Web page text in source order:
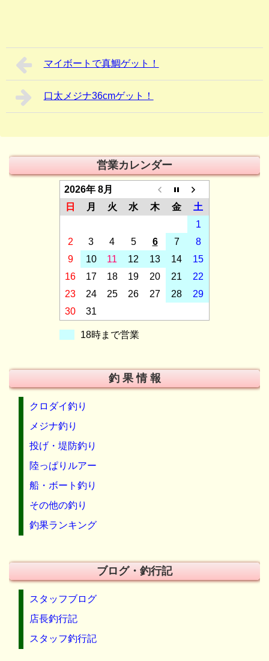
マイボートで真鯛ゲット！
口太メジナ36cmゲット！
営業カレンダー
2026年 8月
日
月 火 水 木 金
土
1
2
3 4 5 6 7
8
9
10 11 12 13 14
15
16
17 18 19 20 21
22
23
24 25 26 27 28
29
30
31
18時まで営業
釣 果 情 報
クロダイ釣り
メジナ釣り
投げ・堤防釣り
陸っぱりルアー
船・ボート釣り
その他の釣り
釣果ランキング
ブログ・釣行記
スタッフブログ
店長釣行記
スタッフ釣行記